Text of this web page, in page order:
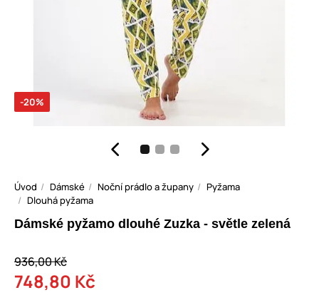
-20%
Úvod Dámské Noční prádlo a župany
Pyžama
Dlouhá pyžama
Dámské pyžamo dlouhé Zuzka - světle zelená
936,00 Kč
748,80 Kč